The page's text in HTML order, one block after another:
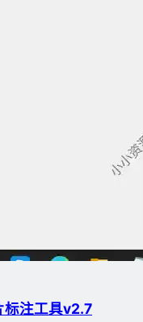
注工具v2.7